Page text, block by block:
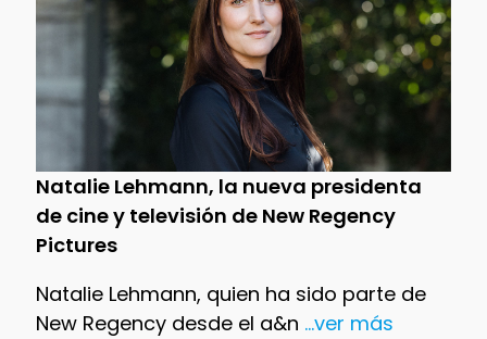
Natalie Lehmann, la nueva presidenta
de cine y televisión de New Regency
Pictures
Natalie Lehmann, quien ha sido parte de
New Regency desde el a&n ...ver más